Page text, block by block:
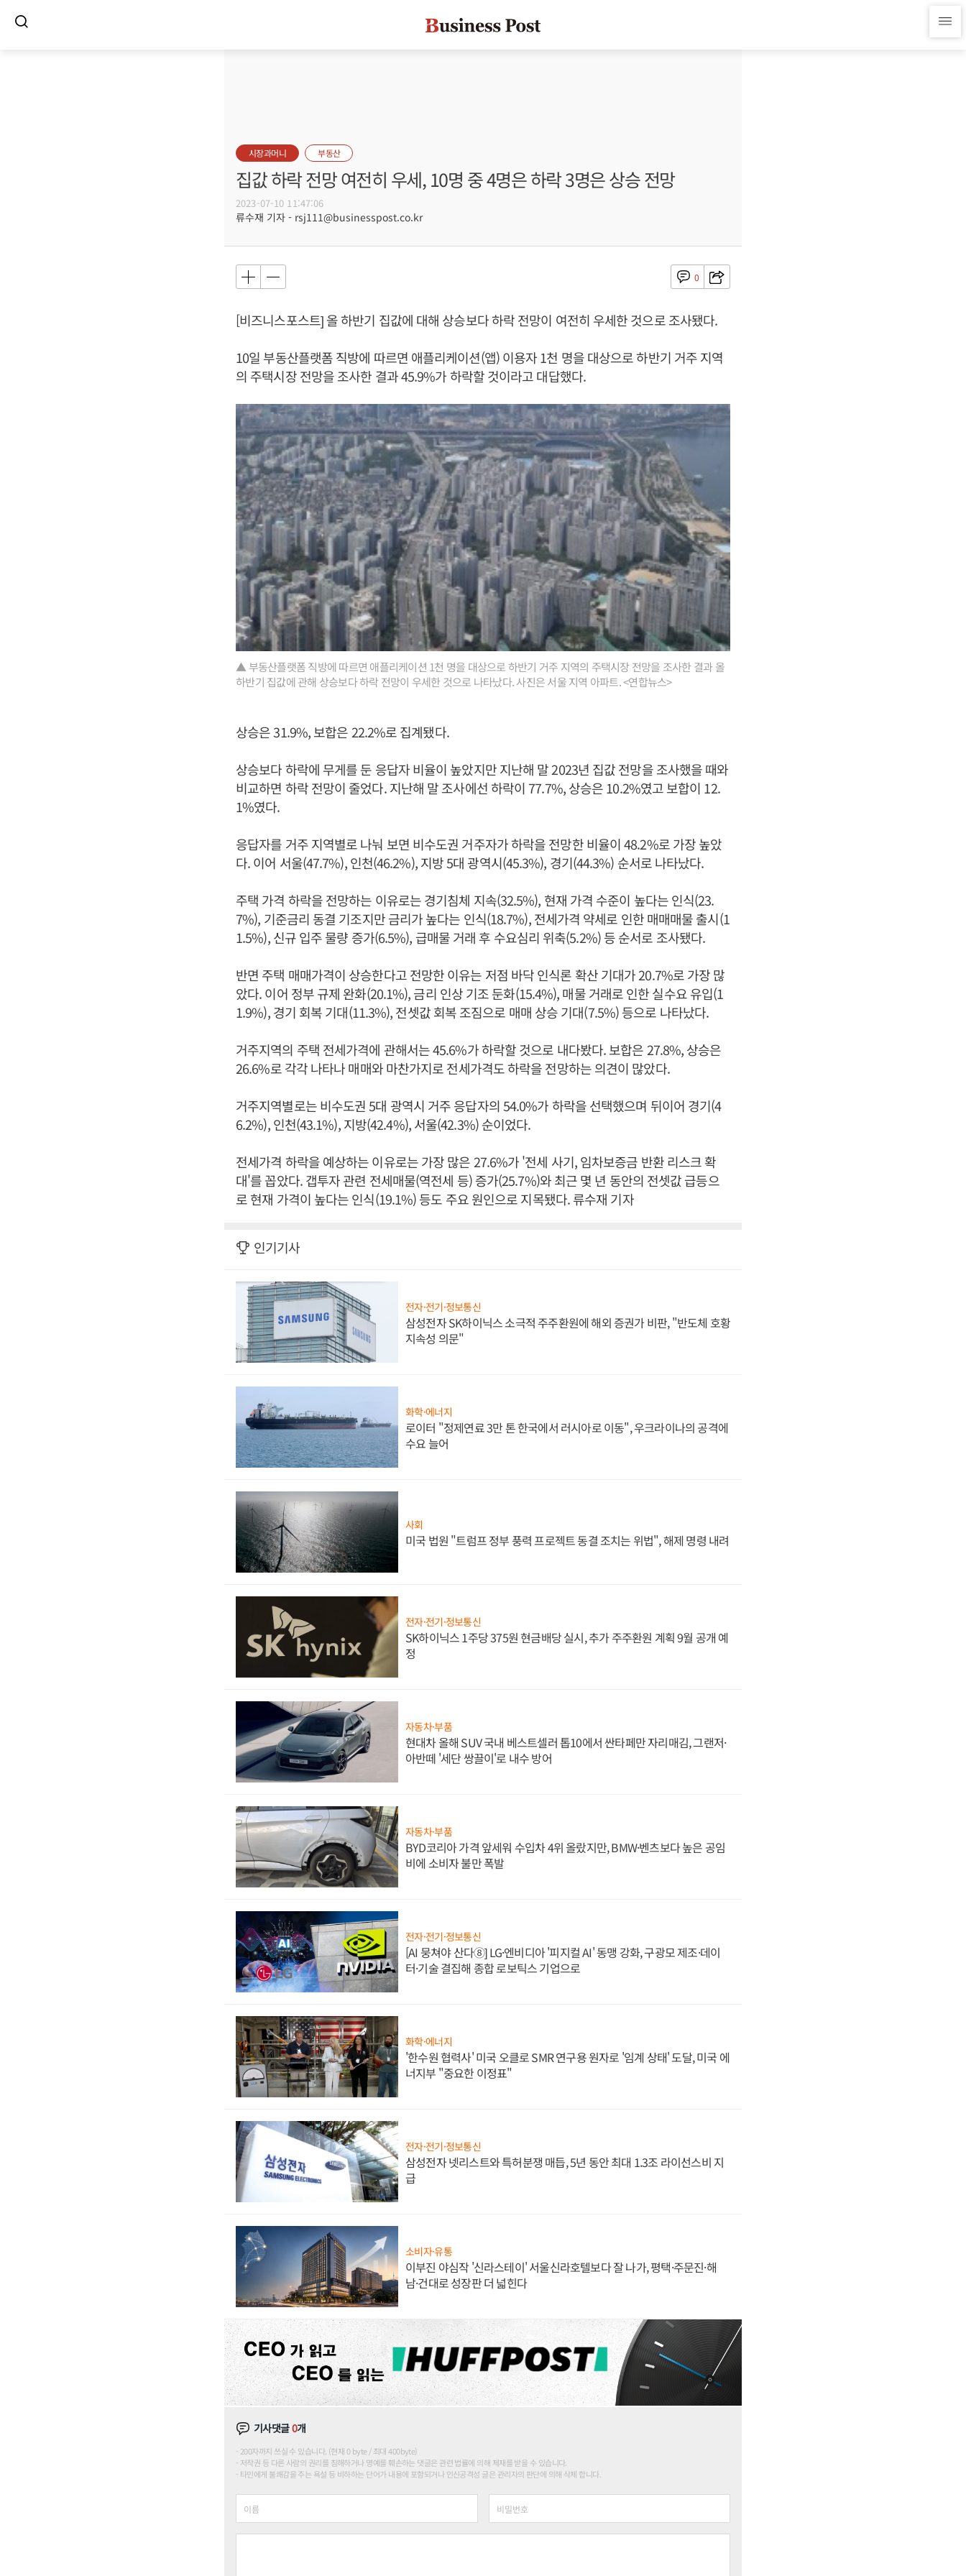
시장과머니 부동산
집값 하락 전망 여전히 우세, 10명 중 4명은 하락 3명은 상승 전망
2023-07-10 11:47:06
류수재 기자 - rsj111@businesspost.co.kr
0
[비즈니스포스트] 올 하반기 집값에 대해 상승보다 하락 전망이 여전히 우세한 것으로 조사됐다.
10일 부동산플랫폼 직방에 따르면 애플리케이션(앱) 이용자 1천 명을 대상으로 하반기 거주 지역
의 주택시장 전망을 조사한 결과 45.9%가 하락할 것이라고 대답했다.
▲ 부동산플랫폼 직방에 따르면 애플리케이션 1천 명을 대상으로 하반기 거주 지역의 주택시장 전망을 조사한 결과 올
하반기 집값에 관해 상승보다 하락 전망이 우세한 것으로 나타났다. 사진은 서울 지역 아파트. <연합뉴스>
상승은 31.9%, 보합은 22.2%로 집계됐다.
상승보다 하락에 무게를 둔 응답자 비율이 높았지만 지난해 말 2023년 집값 전망을 조사했을 때와
비교하면 하락 전망이 줄었다. 지난해 말 조사에선 하락이 77.7%, 상승은 10.2%였고 보합이 12.
1%였다.
응답자를 거주 지역별로 나눠 보면 비수도권 거주자가 하락을 전망한 비율이 48.2%로 가장 높았
다. 이어 서울(47.7%), 인천(46.2%), 지방 5대 광역시(45.3%), 경기(44.3%) 순서로 나타났다.
주택 가격 하락을 전망하는 이유로는 경기침체 지속(32.5%), 현재 가격 수준이 높다는 인식(23.
7%), 기준금리 동결 기조지만 금리가 높다는 인식(18.7%), 전세가격 약세로 인한 매매매물 출시(1
1.5%), 신규 입주 물량 증가(6.5%), 급매물 거래 후 수요심리 위축(5.2%) 등 순서로 조사됐다.
반면 주택 매매가격이 상승한다고 전망한 이유는 저점 바닥 인식론 확산 기대가 20.7%로 가장 많
았다. 이어 정부 규제 완화(20.1%), 금리 인상 기조 둔화(15.4%), 매물 거래로 인한 실수요 유입(1
1.9%), 경기 회복 기대(11.3%), 전셋값 회복 조짐으로 매매 상승 기대(7.5%) 등으로 나타났다.
거주지역의 주택 전세가격에 관해서는 45.6%가 하락할 것으로 내다봤다. 보합은 27.8%, 상승은
26.6%로 각각 나타나 매매와 마찬가지로 전세가격도 하락을 전망하는 의견이 많았다.
거주지역별로는 비수도권 5대 광역시 거주 응답자의 54.0%가 하락을 선택했으며 뒤이어 경기(4
6.2%), 인천(43.1%), 지방(42.4%), 서울(42.3%) 순이었다.
전세가격 하락을 예상하는 이유로는 가장 많은 27.6%가 '전세 사기, 임차보증금 반환 리스크 확
대'를 꼽았다. 갭투자 관련 전세매물(역전세 등) 증가(25.7%)와 최근 몇 년 동안의 전셋값 급등으
로 현재 가격이 높다는 인식(19.1%) 등도 주요 원인으로 지목됐다. 류수재 기자
인기기사
전자·전기·정보통신
삼성전자 SK하이닉스 소극적 주주환원에 해외 증권가 비판, "반도체 호황
지속성 의문"
화학·에너지
로이터 "정제연료 3만 톤 한국에서 러시아로 이동", 우크라이나의 공격에
수요 늘어
사회
미국 법원 "트럼프 정부 풍력 프로젝트 동결 조치는 위법", 해제 명령 내려
전자·전기·정보통신
SK하이닉스 1주당 375원 현금배당 실시, 추가 주주환원 계획 9월 공개 예
정
자동차·부품
현대차 올해 SUV 국내 베스트셀러 톱10에서 싼타페만 자리매김, 그랜저·
아반떼 '세단 쌍끌이'로 내수 방어
자동차·부품
BYD코리아 가격 앞세워 수입차 4위 올랐지만, BMW·벤츠보다 높은 공임
비에 소비자 불만 폭발
전자·전기·정보통신
[AI 뭉쳐야 산다⑧] LG·엔비디아 '피지컬 AI' 동맹 강화, 구광모 제조·데이
터·기술 결집해 종합 로보틱스 기업으로
화학·에너지
'한수원 협력사' 미국 오클로 SMR 연구용 원자로 '임계 상태' 도달, 미국 에
너지부 "중요한 이정표"
전자·전기·정보통신
삼성전자 넷리스트와 특허분쟁 매듭, 5년 동안 최대 1.3조 라이선스비 지
급
소비자·유통
이부진 야심작 '신라스테이' 서울신라호텔보다 잘 나가, 평택·주문진·해
남·건대로 성장판 더 넓힌다
기사댓글0개
200자까지 쓰실 수 있습니다. (현재 0 byte / 최대 400byte)
저작권 등 다른 사람의 권리를 침해하거나 명예를 훼손하는 댓글은 관련 법률에 의해 제재를 받을 수 있습니다.
타인에게 불쾌감을 주는 욕설 등 비하하는 단어가 내용에 포함되거나 인신공격성 글은 관리자의 판단에 의해 삭제 합니다.